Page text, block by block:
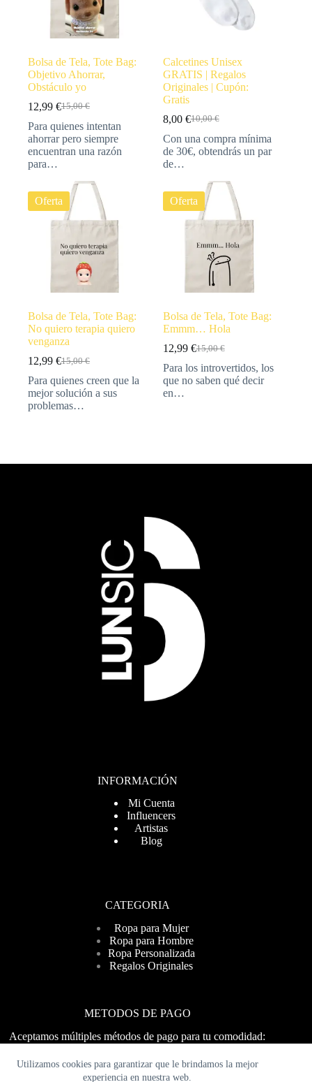
Utilizamos cookies para garantizar que le brindamos la mejor
experiencia en nuestra web.
Bolsa de Tela, Tote Bag:
Objetivo Ahorrar,
Obstáculo yo
15,00€
12,99 €
Para quienes intentan
ahorrar pero siempre
encuentran una razón
para…
Calcetines Unisex
GRATIS | Regalos
Originales | Cupón:
Gratis
10,00€
8,00 €
Con una compra mínima
de 30€, obtendrás un par
de…
Oferta
Bolsa de Tela, Tote Bag:
No quiero terapia quiero
venganza
15,00€
12,99 €
Para quienes creen que la
mejor solución a sus
problemas…
Oferta
Bolsa de Tela, Tote Bag:
Emmm… Hola
15,00€
12,99 €
Para los introvertidos, los
que no saben qué decir
en…
INFORMACIÓN
Mi Cuenta
Influencers
Artistas
Blog
CATEGORIA
Ropa para Mujer
Ropa para Hombre
Ropa Personalizada
Regalos Originales
METODOS DE PAGO
Aceptamos múltiples métodos de pago para tu comodidad: